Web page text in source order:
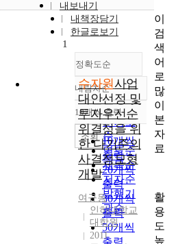
내보내기
내책장담기
한글로보기
정확도순
정확도
순
인기도
순
연도순
제목순
저자순
발행기
관순
내림차순
내림차순
10개씩 출력
10개씩
출력
20개씩
출력
30개씩
출력
50개씩
조회
1
수자원사업
대안선정 및
투자우선순
위결정을 위
한 다기준의
사결정모형
개발
여규동
인하대학교
대학원
2011
이
검
색
어
로
많
이
본
자
료
활
용
도
높